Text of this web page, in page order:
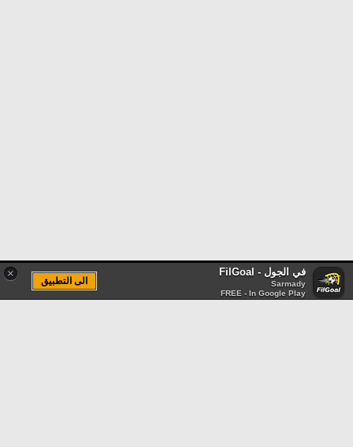
× في الجول - FilGoal
Sarmady
FREE - In Google Play
الى التطبيق